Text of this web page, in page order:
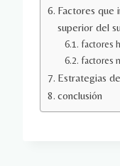
Factores que
superior del
factores
factores
Estrategias
conclusión